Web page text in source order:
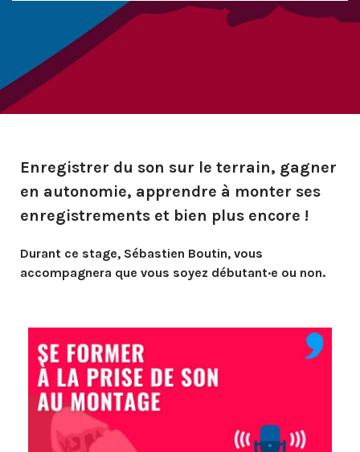
Enregistrer du son sur le terrain, gagner
en autonomie, apprendre à monter ses
enregistrements et bien plus encore !
Durant ce stage, Sébastien Boutin, vous
accompagnera que vous soyez débutant·e ou non.